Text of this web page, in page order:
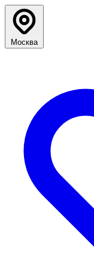
Москва